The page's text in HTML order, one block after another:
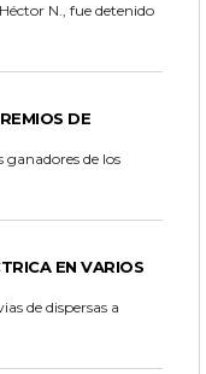
N., fue detenido
DE
ganadores de los
EN VARIOS
de dispersas a